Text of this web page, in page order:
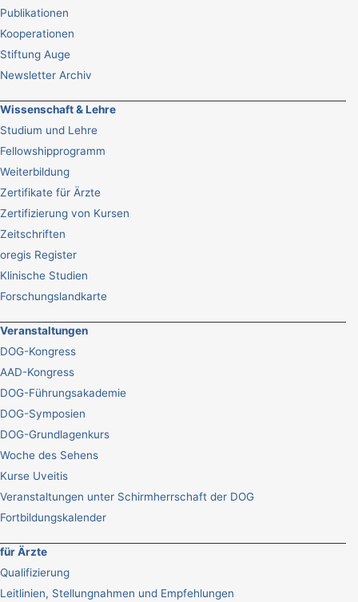
Publikationen
Kooperationen
Stiftung Auge
Newsletter Archiv
Wissenschaft & Lehre
Studium und Lehre
Fellowshipprogramm
Weiterbildung
Zertifikate für Ärzte
Zertifizierung von Kursen
Zeitschriften
oregis Register
Klinische Studien
Forschungslandkarte
Veranstaltungen
DOG-Kongress
AAD-Kongress
DOG-Führungsakademie
DOG-Symposien
DOG-Grundlagenkurs
Woche des Sehens
Kurse Uveitis
Veranstaltungen unter Schirmherrschaft der DOG
Fortbildungskalender
für Ärzte
Qualifizierung
Leitlinien, Stellungnahmen und Empfehlungen